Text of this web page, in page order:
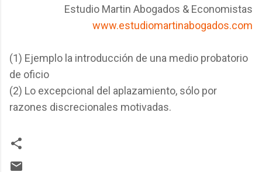
Estudio Martin Abogados & Economistas
www.estudiomartinabogados.com
(1) Ejemplo la introducción de una medio probatorio
de oficio
(2) Lo excepcional del aplazamiento, sólo por
razones discrecionales motivadas.